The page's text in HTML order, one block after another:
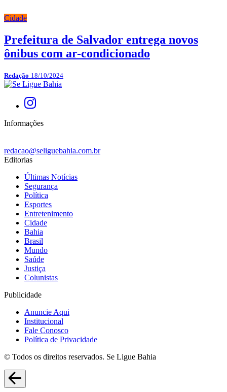
Cidade
Prefeitura de Salvador entrega novos
ônibus com ar-condicionado
Redação 18/10/2024
Informações
redacao@seliguebahia.com.br
Editorias
Últimas Notícias
Segurança
Política
Esportes
Entretenimento
Cidade
Bahia
Brasil
Mundo
Saúde
Justiça
Colunistas
Publicidade
Anuncie Aqui
Institucional
Fale Conosco
Política de Privacidade
© Todos os direitos reservados. Se Ligue Bahia